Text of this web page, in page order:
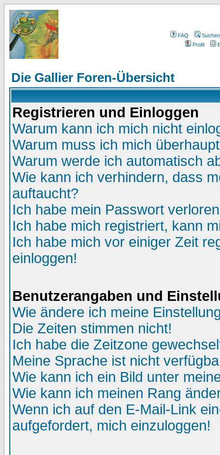
FAQ
Suchen
Profil
Die Gallier Foren-Übersicht
Registrieren und Einloggen
Warum kann ich mich nicht
Warum muss ich mich
Warum werde ich automatisch
Wie kann ich verhindern, dass
auftaucht?
Ich habe mein Passwort
Ich habe mich registriert, kann
Ich habe mich vor einiger Zeit
einloggen!
Benutzerangaben und
Wie ändere ich meine
Die Zeiten stimmen nicht!
Ich habe die Zeitzone
Meine Sprache ist nicht
Wie kann ich ein Bild unter
Wie kann ich meinen Rang
Wenn ich auf den E-Mail-Link
aufgefordert, mich einzuloggen!